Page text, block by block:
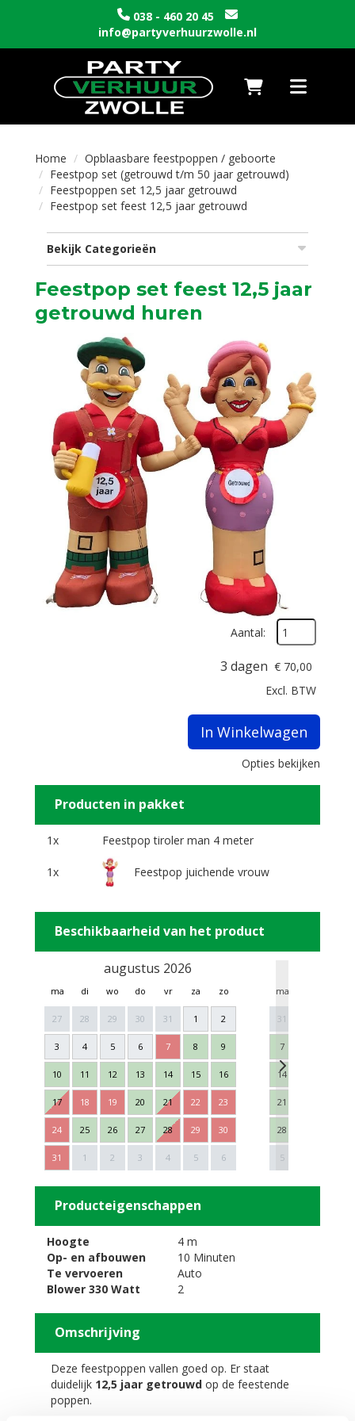
038 - 460 20 45
info@partyverhuurzwolle.nl
Naar winkelwagen
Toggle
Home
Opblaasbare feestpoppen / geboorte
Feestpop set (getrouwd t/m 50 jaar getrouwd)
Feestpoppen set 12,5 jaar getrouwd
Feestpop set feest 12,5 jaar getrouwd
Bekijk Categorieën
Feestpop set feest 12,5 jaar
getrouwd huren
Aantal:
3 dagen € 70,00
Excl. BTW
In Winkelwagen
Opties bekijken
Producten in pakket
1x Feestpop tiroler man 4 meter
1x Feestpop juichende vrouw
Beschikbaarheid van het product
augustus 2026
ma di wo do vr za zo
27 28 29 30 31 1 2
3 4 5 6 7 8 9
10 11 12 13 14 15 16
17 18 19 20 21 22 23
24 25 26 27 28 29 30
31 1 2 3 4 5 6
ma
31
7
14
21
28
5
Next
Producteigenschappen
Hoogte
4 m
Op- en afbouwen
10 Minuten
Te vervoeren
Auto
Blower 330 Watt
2
Omschrijving
Deze feestpoppen vallen goed op. Er staat
duidelijk 12,5 jaar getrouwd op de feestende
poppen.